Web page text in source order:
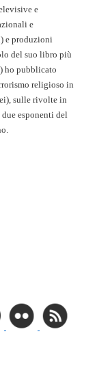
e
e
e produzioni
del suo libro più
ho pubblicato
religioso in
sulle rivolte in
esponenti del